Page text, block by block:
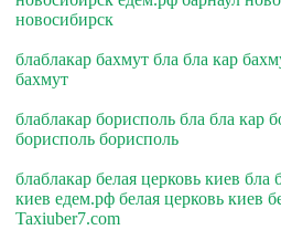
новосибирск
блаблакар бахмут бла бла кар
бахмут
блаблакар борисполь бла бла кар
борисполь борисполь
блаблакар белая церковь киев бла
киев едем.рф белая церковь киев
Taxiuber7.com